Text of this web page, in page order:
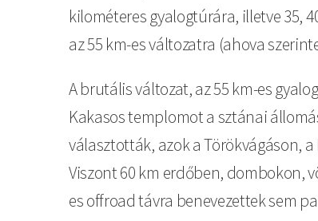
kilométeres gyalogtúrára, illetve 35,
az 55 km-es változatra (ahova
A brutális változat, az 55 km-es
Kakasos templomot a sztánai
választották, azok a Törökvágáson,
Viszont 60 km erdőben, dombokon,
es offroad távra benevezettek sem